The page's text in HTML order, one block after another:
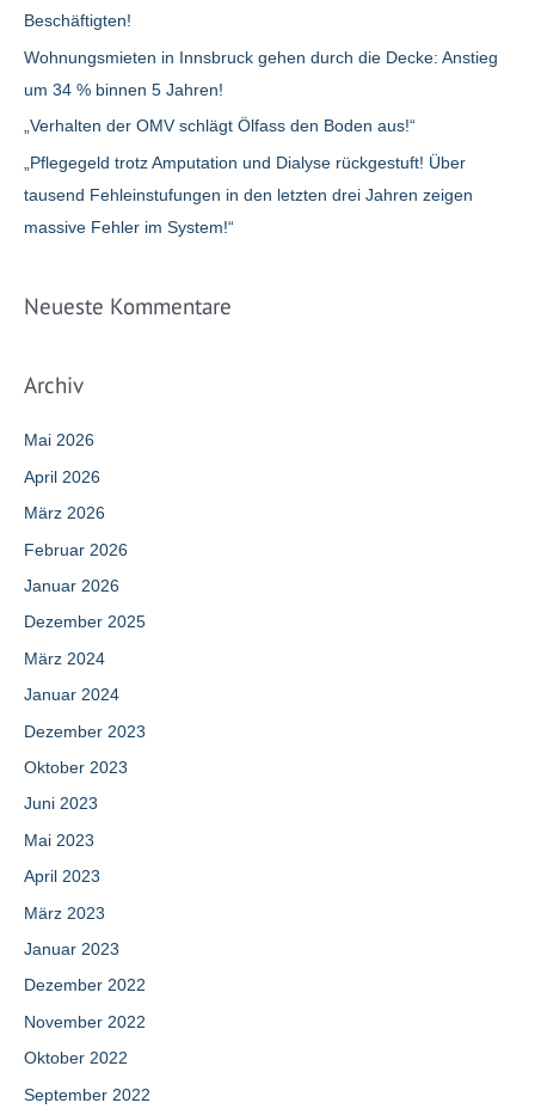
Beschäftigten!
Wohnungsmieten in Innsbruck gehen durch die Decke: Anstieg
um 34 % binnen 5 Jahren!
„Verhalten der OMV schlägt Ölfass den Boden aus!“
„Pflegegeld trotz Amputation und Dialyse rückgestuft! Über
tausend Fehleinstufungen in den letzten drei Jahren zeigen
massive Fehler im System!“
Neueste Kommentare
Archiv
Mai 2026
April 2026
März 2026
Februar 2026
Januar 2026
Dezember 2025
März 2024
Januar 2024
Dezember 2023
Oktober 2023
Juni 2023
Mai 2023
April 2023
März 2023
Januar 2023
Dezember 2022
November 2022
Oktober 2022
September 2022